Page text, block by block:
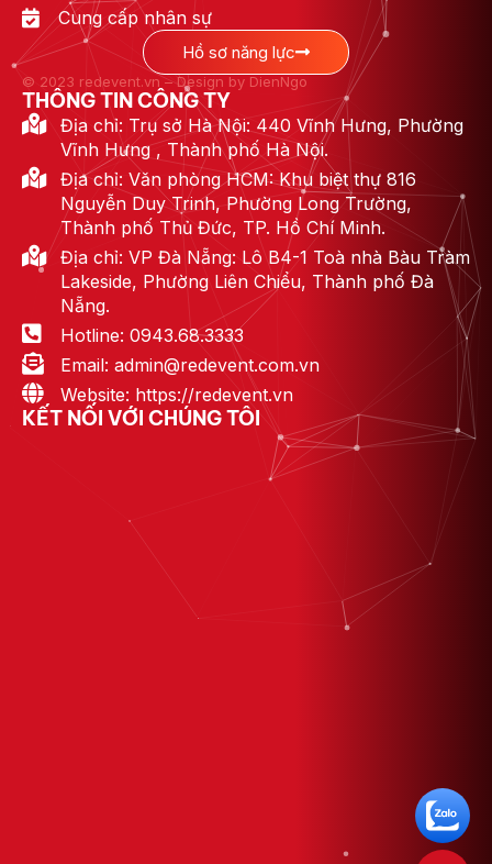
Cung cấp nhân sự
Hồ sơ năng lực
© 2023 redevent.vn – Design by DienNgo
THÔNG TIN CÔNG TY
Địa chỉ: Trụ sở Hà Nội: 440 Vĩnh Hưng, Phường
Vĩnh Hưng , Thành phố Hà Nội.
Địa chỉ: Văn phòng HCM: Khu biệt thự 816
Nguyễn Duy Trinh, Phường Long Trường,
Thành phố Thủ Đức, TP. Hồ Chí Minh.
Địa chỉ: VP Đà Nẵng: Lô B4-1 Toà nhà Bàu Tràm
Lakeside, Phường Liên Chiểu, Thành phố Đà
Nẵng.
Hotline: 0943.68.3333
Email: admin@redevent.com.vn
Website: https://redevent.vn
KẾT NỐI VỚI CHÚNG TÔI